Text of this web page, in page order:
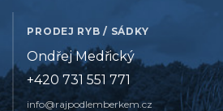
PRODEJ RYB / SÁDKY
Ondřej Medřický
+420 731 551 771
info@rajpodlemberkem.cz